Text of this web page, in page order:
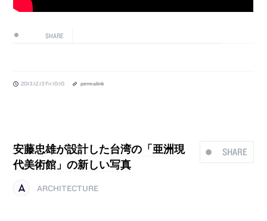
SHARE
2013.12.13 Fri 10:10 permalink
SHARE
安藤忠雄が設計した台湾の「亜洲現
代美術館」の新しい写真
ARCHITECTURE